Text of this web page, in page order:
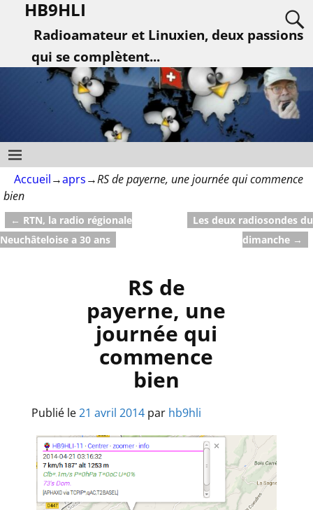
HB9HLI
Radioamateur et Linuxien, deux passions
qui se complètent...
Accueil→aprs→RS de payerne, une journée qui commence
bien
Navigation des articles
← RTN, la radio régionale
Neuchâteloise a 30 ans
Les deux radiosondes du
dimanche →
RS de
payerne, une
journée qui
commence
bien
Publié le21 avril 2014 par hb9hli